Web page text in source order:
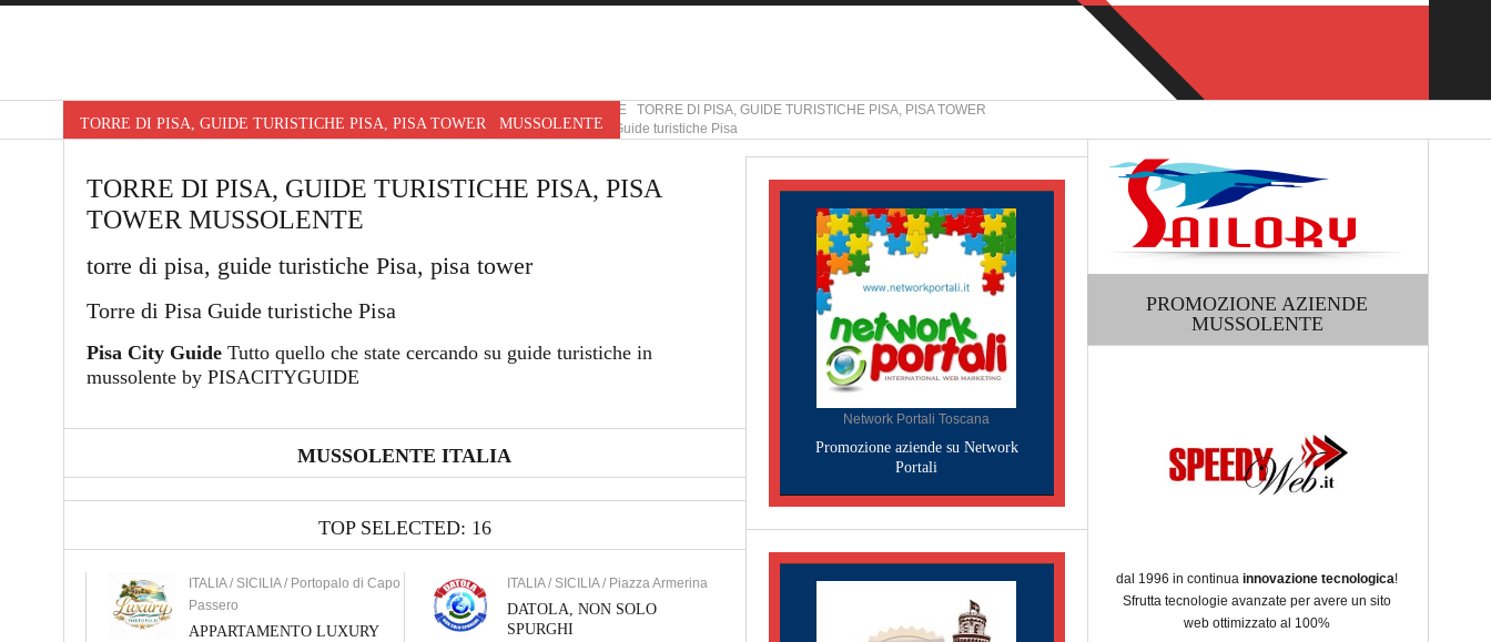
TORRE DI PISA, GUIDE TURISTICHE PISA, PISA TOWER MUSSOLENTE
MUSSOLENTE TORRE DI PISA, GUIDE TURISTICHE PISA, PISA TOWER
Torre di Pisa Guide turistiche Pisa
TORRE DI PISA, GUIDE TURISTICHE PISA, PISA
TOWER MUSSOLENTE
torre di pisa, guide turistiche Pisa, pisa tower
Torre di Pisa Guide turistiche Pisa
Pisa City GuideTutto quello che state cercando su guide turistiche in
mussolente by PISACITYGUIDE
MUSSOLENTE ITALIA
TOP SELECTED: 16
ITALIA / SICILIA / Portopalo di Capo
Passero
APPARTAMENTO LUXURY
ITALIA / SICILIA / Piazza Armerina
DATOLA, NON SOLO
SPURGHI
Network Portali Toscana
Promozione aziende su Network
Portali
PROMOZIONE AZIENDE
MUSSOLENTE
dal 1996 in continua innovazione tecnologica!
Sfrutta tecnologie avanzate per avere un sito
web ottimizzato al 100%